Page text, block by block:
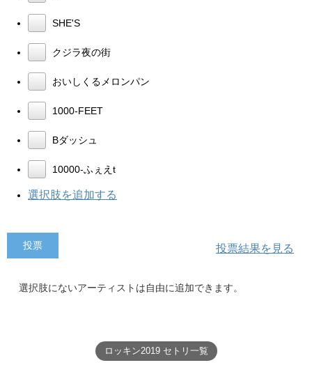
SHE'S
クジラ夜の街
おいしくるメロンパン
1000-FEET
Bダッシュ
10000-ふぇえt
選択肢を追加する
投票結果を見る
選択肢にないアーティストは自由に追加できます。
ロッキン2019 セトリ一覧